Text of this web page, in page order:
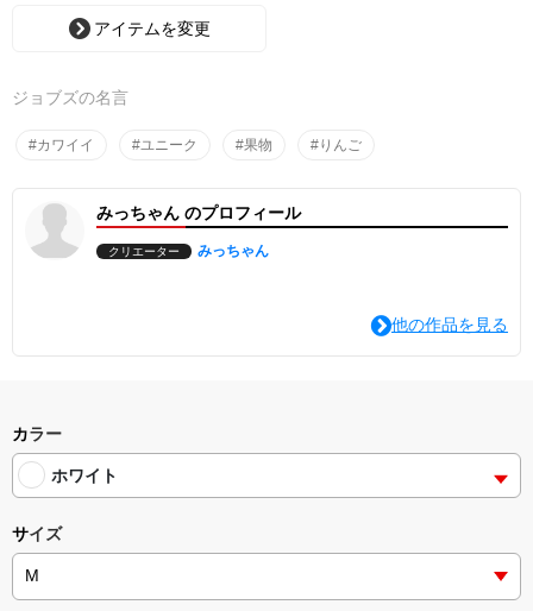
アイテムを変更
ジョブズの名言
#カワイイ #ユニーク #果物 #りんご
みっちゃん のプロフィール
クリエーター みっちゃん
他の作品を見る
カラー
ホワイト
サイズ